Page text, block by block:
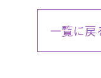
一覧に戻